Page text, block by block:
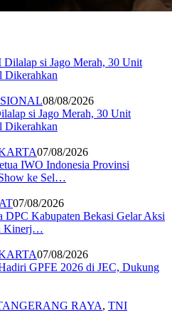
08/08/2026
si Jago Merah, 30 Unit
Dikerahkan
07/08/2026
IWO Indonesia Provinsi
ke Sel…
07/08/2026
DPC Kabupaten Bekasi Gelar Aksi
Kinerj…
07/08/2026
GPFE 2026 di JEC, Dukung
RAYA, TNI